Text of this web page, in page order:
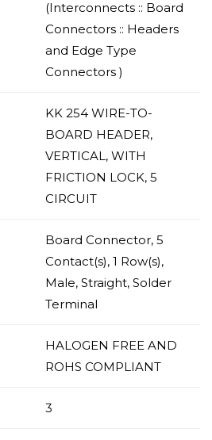
(Interconnects :: Board
Connectors :: Headers
and Edge Type
Connectors )
KK 254 WIRE-TO-
BOARD HEADER,
VERTICAL, WITH
FRICTION LOCK, 5
CIRCUIT
Board Connector, 5
Contact(s), 1 Row(s),
Male, Straight, Solder
Terminal
HALOGEN FREE AND
ROHS COMPLIANT
3